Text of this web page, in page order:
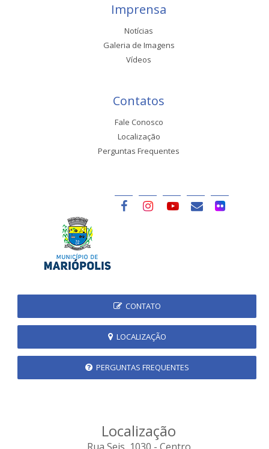
Imprensa
Notícias
Galeria de Imagens
Vídeos
Contatos
Fale Conosco
Localização
Perguntas Frequentes
CONTATO
LOCALIZAÇÃO
PERGUNTAS FREQUENTES
Localização
Rua Seis, 1030 - Centro